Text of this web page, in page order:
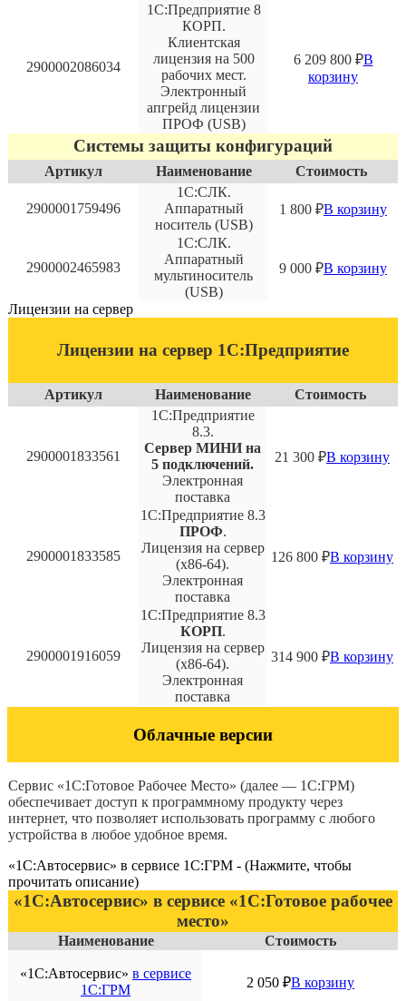
2900002086034
1С:Предприятие 8
КОРП.
Клиентская
лицензия на 500
рабочих мест.
Электронный
апгрейд лицензии
ПРОФ (USB)
6 209 800 ₽В
корзину
Системы защиты конфигураций
Артикул Наименование Стоимость
2900001759496
1С:СЛК.
Аппаратный
носитель (USB)
1 800 ₽В корзину
2900002465983
1С:СЛК.
Аппаратный
мультиноситель
(USB)
9 000 ₽В корзину
Лицензии на сервер
Лицензии на сервер 1С:Предприятие
Артикул Наименование Стоимость
2900001833561
1С:Предприятие
8.3.
Сервер МИНИ на
5 подключений.
Электронная
поставка
21 300 ₽В корзину
2900001833585
1С:Предприятие 8.3
ПРОФ.
Лицензия на сервер
(x86-64).
Электронная
поставка
126 800 ₽В корзину
2900001916059
1С:Предприятие 8.3
КОРП.
Лицензия на сервер
(x86-64).
Электронная
поставка
314 900 ₽В корзину
Облачные версии
Сервис «1С:Готовое Рабочее Место» (далее — 1С:ГРМ)
обеспечивает доступ к программному продукту через
интернет, что позволяет использовать программу с любого
устройства в любое удобное время.
«1С:Автосервис» в сервисе 1С:ГРМ - (Нажмите, чтобы
прочитать описание)
«1С:Автосервис» в сервисе «1С:Готовое рабочее
место»
Наименование Стоимость
«1С:Автосервис» в сервисе
1C:ГРМ
2 050 ₽В корзину